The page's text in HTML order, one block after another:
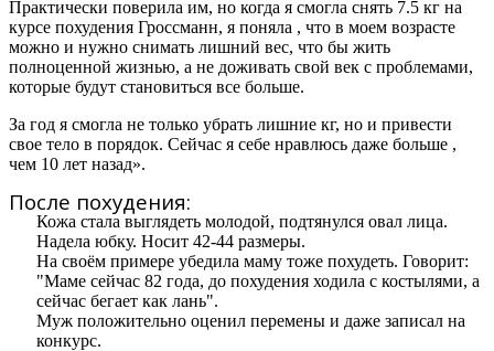
Практически поверила им, но когда я смогла снять 7.5 кг на
курсе похудения Гроссманн, я поняла , что в моем возрасте
можно и нужно снимать лишний вес, что бы жить
полноценной жизнью, а не доживать свой век с проблемами,
которые будут становиться все больше.
За год я смогла не только убрать лишние кг, но и привести
свое тело в порядок. Сейчас я себе нравлюсь даже больше ,
чем 10 лет назад».
После похудения:
Кожа стала выглядеть молодой, подтянулся овал лица.
Надела юбку. Носит 42-44 размеры.
На своём примере убедила маму тоже похудеть. Говорит:
"Маме сейчас 82 года, до похудения ходила с костылями, а
сейчас бегает как лань".
Муж положительно оценил перемены и даже записал на
конкурс.